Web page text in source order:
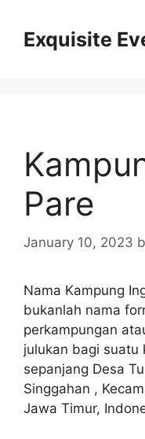
contentExquisite
Pare
January 10, 2023
Nama Kampung
bukanlah nama
perkampungan
julukan bagi suatu
sepanjang Desa
Singgahan ,
Jawa Timur,